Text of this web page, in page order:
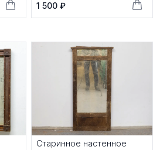
1 500 ₽
Старинное настенное